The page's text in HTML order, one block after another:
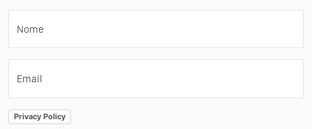
Nome
Email
Privacy Policy